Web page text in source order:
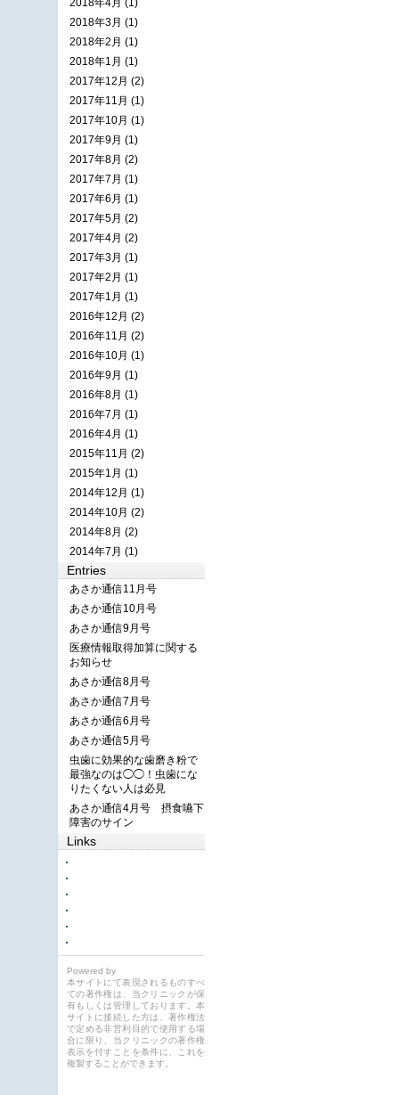
2018年4月 (1)
2018年3月 (1)
2018年2月 (1)
2018年1月 (1)
2017年12月 (2)
2017年11月 (1)
2017年10月 (1)
2017年9月 (1)
2017年8月 (2)
2017年7月 (1)
2017年6月 (1)
2017年5月 (2)
2017年4月 (2)
2017年3月 (1)
2017年2月 (1)
2017年1月 (1)
2016年12月 (2)
2016年11月 (2)
2016年10月 (1)
2016年9月 (1)
2016年8月 (1)
2016年7月 (1)
2016年4月 (1)
2015年11月 (2)
2015年1月 (1)
2014年12月 (1)
2014年10月 (2)
2014年8月 (2)
2014年7月 (1)
Entries
あさか通信11月号
あさか通信10月号
あさか通信9月号
医療情報取得加算に関する
お知らせ
あさか通信8月号
あさか通信7月号
あさか通信6月号
あさか通信5月号
虫歯に効果的な歯磨き粉で
最強なのは◯◯！虫歯にな
りたくない人は必見
あさか通信4月号 摂食嚥下
障害のサイン
Links
Powered by
本サイトにて表現されるものすべ
ての著作権は、当クリニックが保
有もしくは管理しております。本
サイトに接続した方は、著作権法
で定める非営利目的で使用する場
合に限り、当クリニックの著作権
表示を付すことを条件に、これを
複製することができます。